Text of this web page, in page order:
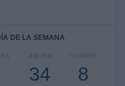
DE LA SEMANA
JUEVES
34
VIERNES
8